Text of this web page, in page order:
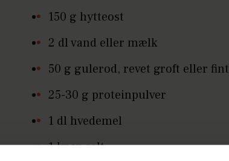
150 g hytteost
2 dl vand eller mælk
50 g gulerod, revet groft eller fint
25-30 g proteinpulver
1 dl hvedemel
1 knsp salt